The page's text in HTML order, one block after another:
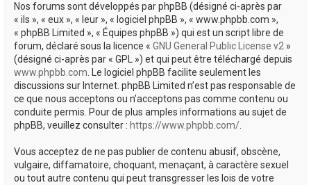
Nos forums sont développés par phpBB (désigné ci-après par
« ils », « eux », « leur », « logiciel phpBB », « www.phpbb.com »,
« phpBB Limited », « Équipes phpBB ») qui est un script libre de
forum, déclaré sous la licence « GNU General Public License v2 »
(désigné ci-après par « GPL ») et qui peut être téléchargé depuis
www.phpbb.com. Le logiciel phpBB facilite seulement les
discussions sur Internet. phpBB Limited n’est pas responsable de
ce que nous acceptons ou n’acceptons pas comme contenu ou
conduite permis. Pour de plus amples informations au sujet de
phpBB, veuillez consulter : https://www.phpbb.com/.
Vous acceptez de ne pas publier de contenu abusif, obscène,
vulgaire, diffamatoire, choquant, menaçant, à caractère sexuel
ou tout autre contenu qui peut transgresser les lois de votre